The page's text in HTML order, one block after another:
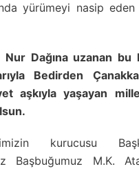
yürümeyi nasip eden
Nur Dağına uzanan
Bedirden
aşkıyla yaşayan
kurucusu
Başbuğumuz M.K.